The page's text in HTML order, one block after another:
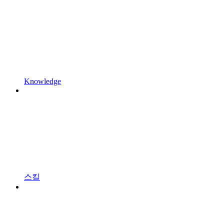
Knowledge
스킬